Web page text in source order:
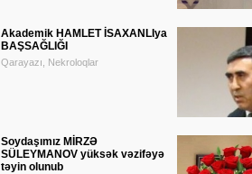
Akademik HAMLET İSAXANLIya
BAŞSAĞLIĞI
Qarayazı, Nekroloqlar
Soydaşımız MİRZƏ
SÜLEYMANOV yüksək vəzifəyə
təyin olunub